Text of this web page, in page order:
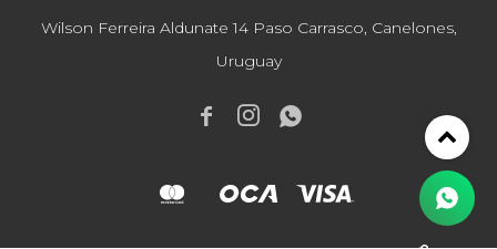
Wilson Ferreira Aldunate 14 Paso Carrasco, Canelones,
Uruguay
  